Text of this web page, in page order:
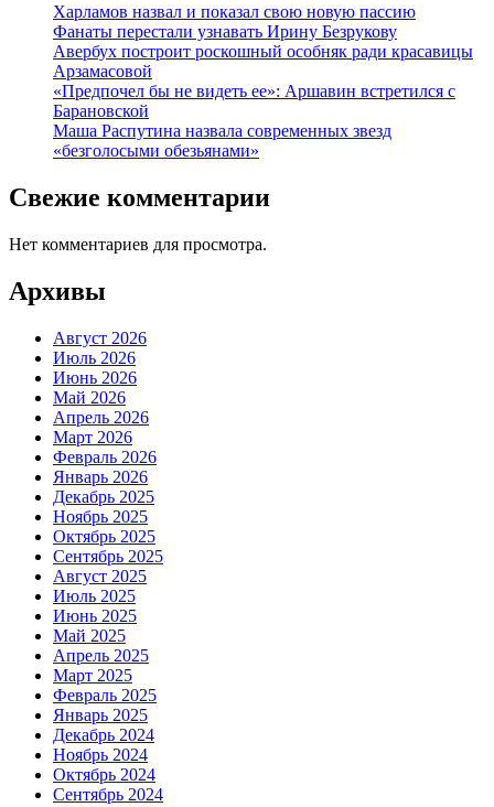
Харламов назвал и показал свою новую пассию
Фанаты перестали узнавать Ирину Безрукову
Авербух построит роскошный особняк ради красавицы
Арзамасовой
«Предпочел бы не видеть ее»: Аршавин встретился с
Барановской
Маша Распутина назвала современных звезд
«безголосыми обезьянами»
Свежие комментарии
Нет комментариев для просмотра.
Архивы
Август 2026
Июль 2026
Июнь 2026
Май 2026
Апрель 2026
Март 2026
Февраль 2026
Январь 2026
Декабрь 2025
Ноябрь 2025
Октябрь 2025
Сентябрь 2025
Август 2025
Июль 2025
Июнь 2025
Май 2025
Апрель 2025
Март 2025
Февраль 2025
Январь 2025
Декабрь 2024
Ноябрь 2024
Октябрь 2024
Сентябрь 2024